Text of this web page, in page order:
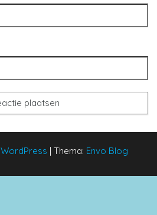
WordPress | Thema: Envo Blog